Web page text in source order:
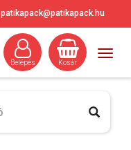
patikapack@patikapack.hu
Kosár
Belépés